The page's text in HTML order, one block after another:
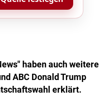
haben auch weitere
ABC Donald Trump
erklärt.